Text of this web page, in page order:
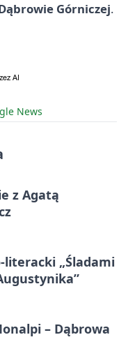
Górniczej.
News
z Agatą
literacki „Śladami
– Dąbrowa